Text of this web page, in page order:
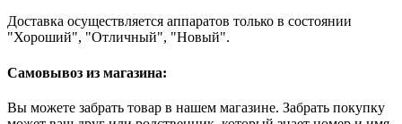
Доставка осуществляется аппаратов только в состоянии
"Хороший", "Отличный", "Новый".
Самовывоз из магазина:
Вы можете забрать товар в нашем магазине. Забрать покупку